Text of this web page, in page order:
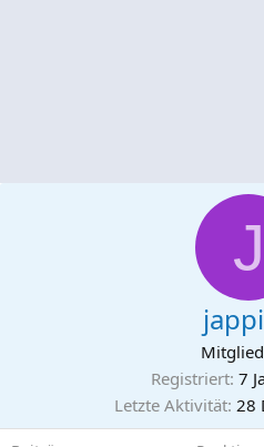
J
Mitglied
Registriert 7
Letzte Aktivität 28